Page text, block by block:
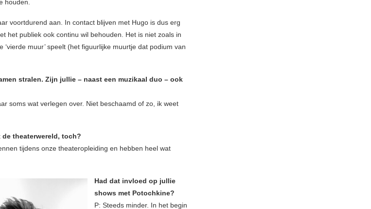
houden.
voortdurend aan. In contact blijven met Hugo is dus erg
het publiek ook continu wil behouden. Het is niet zoals in
muur’ speelt (het figuurlijke muurtje dat podium van
stralen. Zijn jullie – naast een muzikaal duo – ook
soms wat verlegen over. Niet beschaamd of zo, ik weet
theaterwereld, toch?
tijdens onze theateropleiding en hebben heel wat
Had dat invloed op jullie
shows met Potochkine?
P: Steeds minder. In het begin